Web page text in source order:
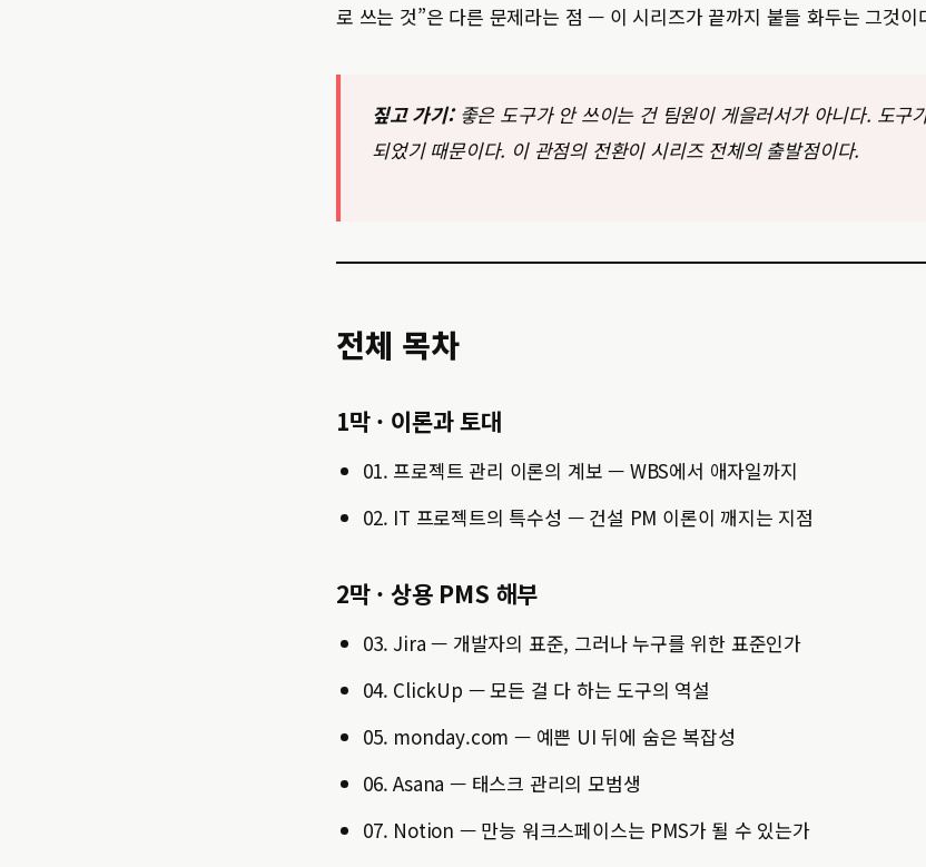
로 쓰는 것”은 다른 문제라는 점 — 이 시리즈가 끝까지 붙들 화두는 그것이
짚고 가기:좋은 도구가 안 쓰이는 건 팀원이 게을러서가 아니다. 도구
되었기 때문이다. 이 관점의 전환이 시리즈 전체의 출발점이다.
전체 목차
1막 · 이론과 토대
01. 프로젝트 관리 이론의 계보 — WBS에서 애자일까지
02. IT 프로젝트의 특수성 — 건설 PM 이론이 깨지는 지점
2막 · 상용 PMS 해부
03. Jira — 개발자의 표준, 그러나 누구를 위한 표준인가
04. ClickUp — 모든 걸 다 하는 도구의 역설
05. monday.com — 예쁜 UI 뒤에 숨은 복잡성
06. Asana — 태스크 관리의 모범생
07. Notion — 만능 워크스페이스는 PMS가 될 수 있는가